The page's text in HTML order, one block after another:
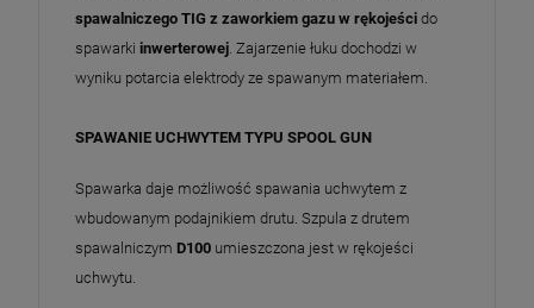
spawalniczego TIG z zaworkiem gazu w rękojeści do
spawarki inwerterowej . Zajarzenie łuku dochodzi w
wyniku potarcia elektrody ze spawanym materiałem.
SPAWANIE UCHWYTEM TYPU SPOOL GUN
Spawarka daje możliwość spawania uchwytem z
wbudowanym podajnikiem drutu. Szpula z drutem
spawalniczym D100 umieszczona jest w rękojeści
uchwytu.